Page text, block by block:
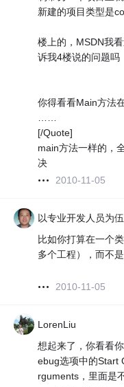
新建的项目类型是
楼上的，MSDN我
诉我4楼说的问题吗
你得看看Main方法
……
[/Quote]
main方法一样的，
决
2010-11-05
以专业开发人员为伍
比如你打算在一个
多个工程），而不
2010-11-05
LorenLiu
想起来了，你看看
ebug选项中的Start
rguments，里面是